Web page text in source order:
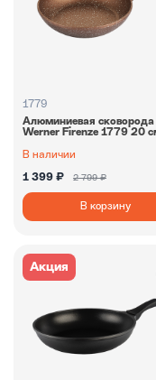
1779
Алюминиевая сковорода
Werner Firenze 1779 20
В наличии
1 399 ₽ 2 799 ₽
В корзину
Акция